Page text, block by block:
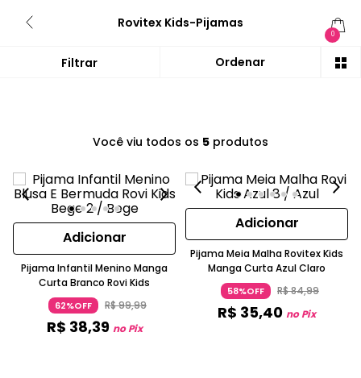
Rovitex Kids-Pijamas
0
Você viu todos os 5 produtos
Adicionar
Pijama Infantil Menino Manga
Curta Branco Rovi Kids
62%OFF R$99,99
R$ 38,39 no Pix
Adicionar
Pijama Meia Malha Rovitex Kids
Manga Curta Azul Claro
58%OFF R$84,99
R$ 35,40 no Pix